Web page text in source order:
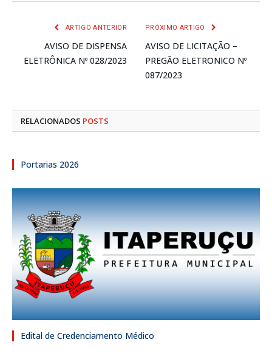
ARTIGO ANTERIOR
AVISO DE DISPENSA
ELETRÔNICA Nº 028/2023
PRÓXIMO ARTIGO
AVISO DE LICITAÇÃO –
PREGÃO ELETRONICO Nº
087/2023
RELACIONADOS POSTS
Portarias 2026
Edital de Credenciamento Médico